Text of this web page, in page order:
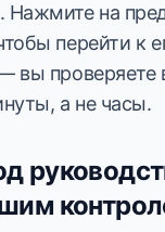
Нажмите на
перейти к
вы проверяете
а не часы.